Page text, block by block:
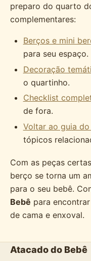
preparo do quarto
complementares:
Berços e mini
para seu espaço.
Decoração
o quartinho.
Checklist
de fora.
Voltar ao guia
tópicos
Com as peças
berço se torna um
para o seu bebê.
Bebê para
de cama e enxoval.
Atacado do Bebê